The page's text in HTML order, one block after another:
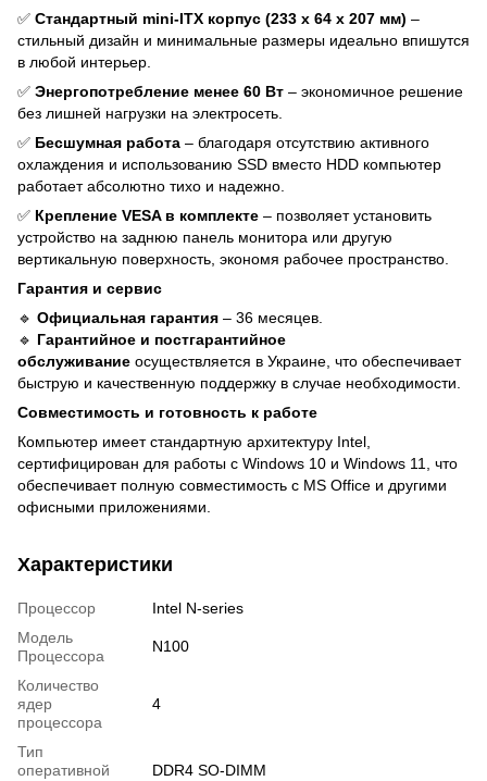
✅ Стандартный mini-ITX корпус (233 х 64 х 207 мм) –
стильный дизайн и минимальные размеры идеально впишутся
в любой интерьер.
✅ Энергопотребление менее 60 Вт – экономичное решение
без лишней нагрузки на электросеть.
✅ Бесшумная работа – благодаря отсутствию активного
охлаждения и использованию SSD вместо HDD компьютер
работает абсолютно тихо и надежно.
✅ Крепление VESA в комплекте – позволяет установить
устройство на заднюю панель монитора или другую
вертикальную поверхность, экономя рабочее пространство.
Гарантия и сервис
🔹 Официальная гарантия – 36 месяцев.
🔹 Гарантийное и постгарантийное
обслуживание осуществляется в Украине, что обеспечивает
быструю и качественную поддержку в случае необходимости.
Совместимость и готовность к работе
Компьютер имеет стандартную архитектуру Intel,
сертифицирован для работы с Windows 10 и Windows 11, что
обеспечивает полную совместимость с MS Office и другими
офисными приложениями.
Характеристики
Процессор
Intel N-series
Модель
Процессора
N100
Количество
ядер
процессора
4
Тип
оперативной
DDR4 SO-DIMM